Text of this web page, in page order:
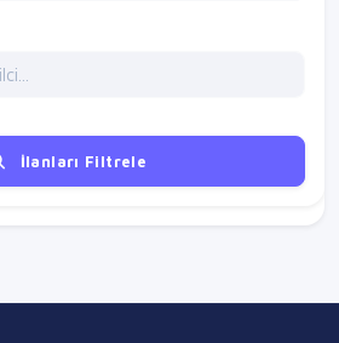
İlanları Filtrele